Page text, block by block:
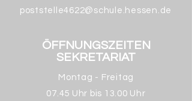
poststelle4622@schule.hessen.de
ÖFFNUNGSZEITEN
SEKRETARIAT
Montag - Freitag
07.45 Uhr bis 13.00 Uhr